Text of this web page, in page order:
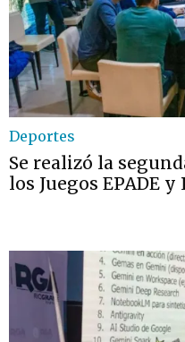
Deportes
Se realizó la
los Juegos EPADE y